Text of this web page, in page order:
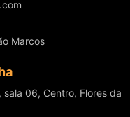
Marcos
sala 06, Centro, Flores da